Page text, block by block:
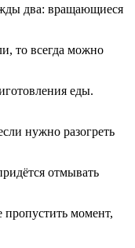
два: вращающиеся
то всегда можно
еды.
нужно разогреть
отмывать
пропустить момент,